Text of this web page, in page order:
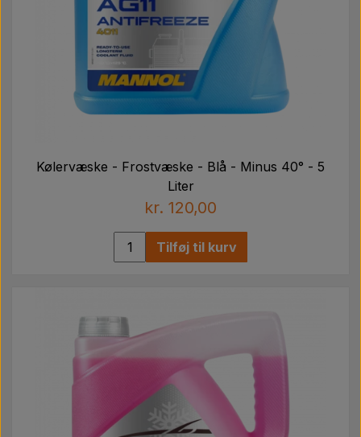
Kølervæske - Frostvæske - Blå - Minus 40° - 5
Liter
kr. 120,00
Tilføj til kurv